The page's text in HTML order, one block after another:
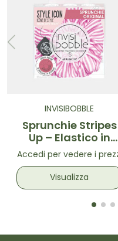
INVISIBOBBLE
Sprunchie Stripes
Up – Elastico in
tessuto con
interna Rosa e
Bianco Zebrato
Accedi per vedere i
Visualizza